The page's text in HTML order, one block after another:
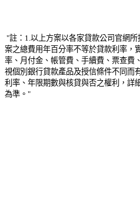
"註：1. 以上方案以各家貸款公司官網
案之總費用年百分率不等於貸款利率，
率、月付金、帳管費、手續費、票查費
視個別銀行貸款產品及授信條件不同而
利率、年限期數與核貸與否之權利，詳
為準。"